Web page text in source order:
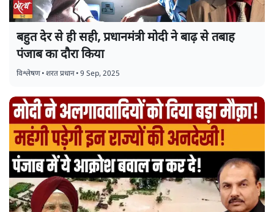
बहुत देर से ही सही, प्रधानमंत्री मोदी ने बाढ़ से तबाह
पंजाब का दौरा किया
विश्लेषण•शरत प्रधान•9 Sep, 2025